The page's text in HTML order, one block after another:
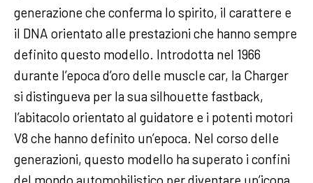
generazione che conferma lo spirito, il carattere e
il DNA orientato alle prestazioni che hanno sempre
definito questo modello. Introdotta nel 1966
durante l’epoca d’oro delle muscle car, la Charger
si distingueva per la sua silhouette fastback,
l’abitacolo orientato al guidatore e i potenti motori
V8 che hanno definito un’epoca. Nel corso delle
generazioni, questo modello ha superato i confini
del mondo automobilistico per diventare un’icona